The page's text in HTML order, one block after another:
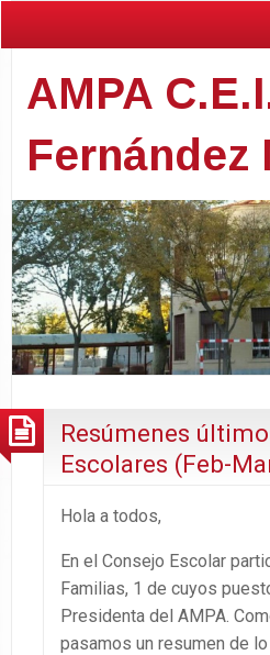
AMPA
Fernández
Resúmenes
Escolares (Feb-
Hola a todos,
En el Consejo Escolar
Familias, 1 de cuyos
Presidenta del AMPA.
pasamos un resumen de